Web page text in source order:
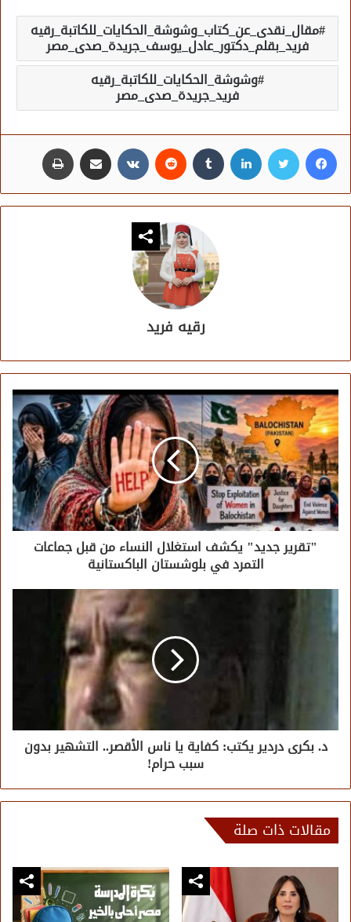
مقال_نقدى_عن_كتاب_وشوشة_الحكايات_للكاتبة_رقيه
فريد_بقلم_دكتور_عادل_يوسف_جريدة_صدى_مصر
وشوشة_الحكايات_للكاتبة_رقيه
فريد_جريدة_صدى_مصر
فيسبوك تويتر لينكدإن مشاركة عبر البريد
رقيه فريد
"تقرير جديد" يكشف استغلال النساء من قبل جماعات
التمرد في بلوشستان الباكستانية
د. بكرى دردير يكتب: كفاية يا ناس الأقصر.. التشهير بدون
سبب حرام!
مقالات ذات صلة